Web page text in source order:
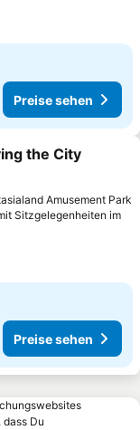
Preise sehen
hinzufügen
the City
Amusement Park
Sitzgelegenheiten im
Preise sehen
Du